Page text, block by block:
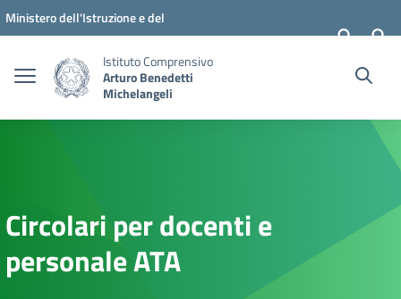
Vai ai contenuti
Vai al menu di navigazione
Vai al footer
Ministero dell'Istruzione e del
Istituto Comprensivo
Arturo Benedetti
Michelangeli
Circolari per docenti e
personale ATA